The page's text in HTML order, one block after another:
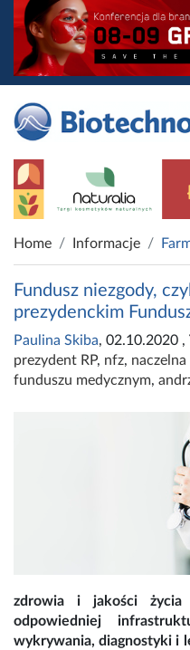
Home Informacje
Fundusz niezgody,
prezydenckim
Paulina Skiba, 02.10.2020 ,
prezydent RP, nfz, naczelna
funduszu medycznym,
zdrowia i jakości życia
odpowiedniej
wykrywania, diagnostyki i